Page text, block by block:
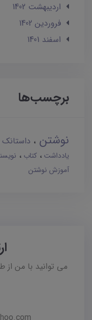
ارديبهشت 1402
فروردین 1402
اسفند 1401
برچسب‌ها
نوشتن داستانک
یادداشت
کتاب
آموزش نوشتن
می توانید با من از